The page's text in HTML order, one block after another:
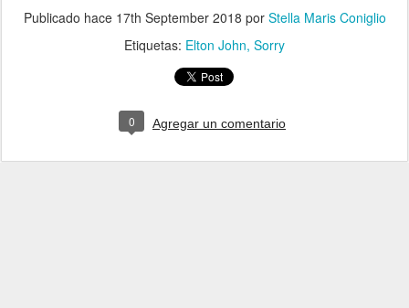
Publicado hace 17th September 2018 por Stella Maris Coniglio
Etiquetas: Elton John Sorry
0 Agregar un comentario